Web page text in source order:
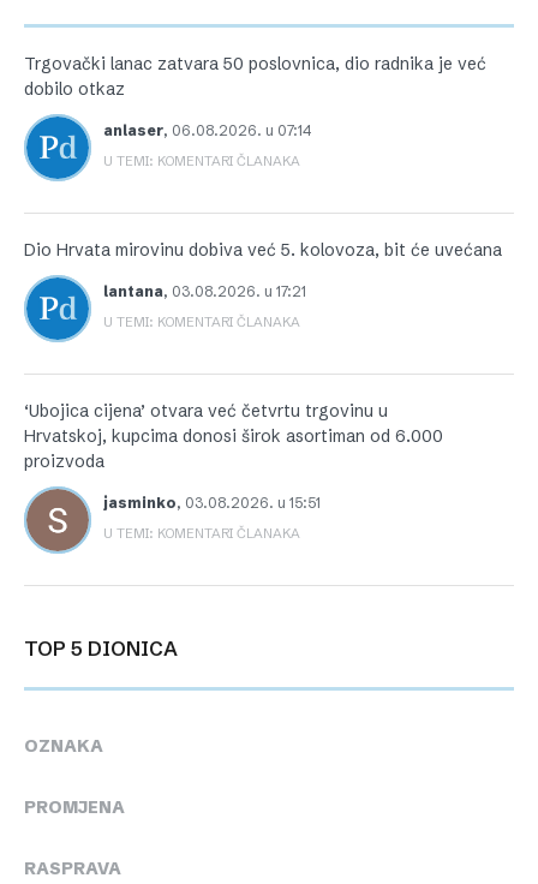
Trgovački lanac zatvara 50 poslovnica, dio radnika je već
dobilo otkaz
anlaser, 06.08.2026. u 07:14
U TEMI: KOMENTARI ČLANAKA
Dio Hrvata mirovinu dobiva već 5. kolovoza, bit će uvećana
lantana, 03.08.2026. u 17:21
U TEMI: KOMENTARI ČLANAKA
‘Ubojica cijena’ otvara već četvrtu trgovinu u
Hrvatskoj, kupcima donosi širok asortiman od 6.000
proizvoda
jasminko, 03.08.2026. u 15:51
U TEMI: KOMENTARI ČLANAKA
TOP 5 DIONICA
OZNAKA
PROMJENA
RASPRAVA